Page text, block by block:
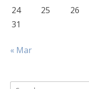
24
25 26
31
« Mar